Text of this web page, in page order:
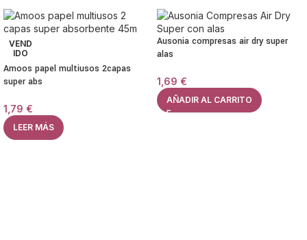
VEND
IDO
Amoos papel multiusos 2capas
super abs
1,79 €
LEER MÁS
Ausonia compresas air dry super
alas
1,69 €
AÑADIR AL CARRITO